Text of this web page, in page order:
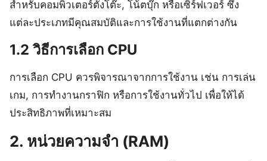
สำหรับคอมพิวเตอร์ตั้งโต๊ะ, โน้ตบุ๊ก หรือเซิร์ฟเวอร์ ซึ่ง
แต่ละประเภทมีคุณสมบัติและการใช้งานที่แตกต่างกัน
1.2 วิธีการเลือก CPU
การเลือก CPU ควรพิจารณาจากการใช้งาน เช่น การเล่น
เกม, การทำงานกราฟิก หรือการใช้งานทั่วไป เพื่อให้ได้
ประสิทธิภาพที่เหมาะสม
2. หน่วยความจำ (RAM)